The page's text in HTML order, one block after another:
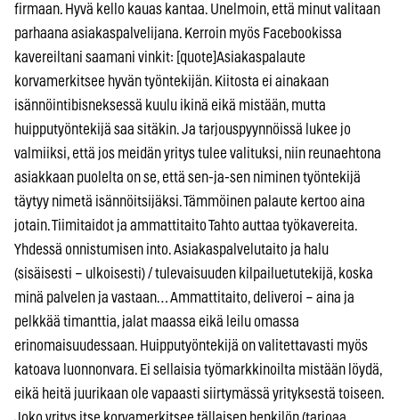
firmaan. Hyvä kello kauas kantaa. Unelmoin, että minut valitaan
parhaana asiakaspalvelijana. Kerroin myös Facebookissa
kavereiltani saamani vinkit: [quote]Asiakaspalaute
korvamerkitsee hyvän työntekijän. Kiitosta ei ainakaan
isännöintibisneksessä kuulu ikinä eikä mistään, mutta
huipputyöntekijä saa sitäkin. Ja tarjouspyynnöissä lukee jo
valmiiksi, että jos meidän yritys tulee valituksi, niin reunaehtona
asiakkaan puolelta on se, että sen-ja-sen niminen työntekijä
täytyy nimetä isännöitsijäksi. Tämmöinen palaute kertoo aina
jotain. Tiimitaidot ja ammattitaito Tahto auttaa työkavereita.
Yhdessä onnistumisen into. Asiakaspalvelutaito ja halu
(sisäisesti – ulkoisesti) / tulevaisuuden kilpailuetutekijä, koska
minä palvelen ja vastaan… Ammattitaito, deliveroi – aina ja
pelkkää timanttia, jalat maassa eikä leilu omassa
erinomaisuudessaan. Huipputyöntekijä on valitettavasti myös
katoava luonnonvara. Ei sellaisia työmarkkinoilta mistään löydä,
eikä heitä juurikaan ole vapaasti siirtymässä yrityksestä toiseen.